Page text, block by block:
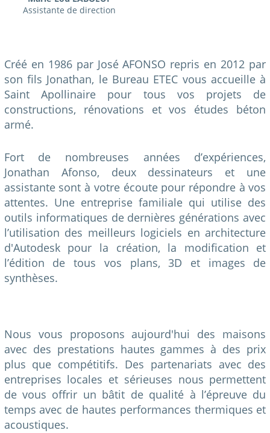
Assistante de direction
Créé en 1986 par José AFONSO repris en 2012 par
son fils Jonathan, le Bureau ETEC vous accueille à
Saint Apollinaire pour tous vos projets de
constructions, rénovations et vos études béton
armé.
Fort de nombreuses années d’expériences,
Jonathan Afonso, deux dessinateurs et une
assistante sont à votre écoute pour répondre à vos
attentes. Une entreprise familiale qui utilise des
outils informatiques de dernières générations avec
l’utilisation des meilleurs logiciels en architecture
d'Autodesk pour la création, la modification et
l’édition de tous vos plans, 3D et images de
synthèses.
Nous vous proposons aujourd'hui des maisons
avec des prestations hautes gammes à des prix
plus que compétitifs. Des partenariats avec des
entreprises locales et sérieuses nous permettent
de vous offrir un bâtit de qualité à l’épreuve du
temps avec de hautes performances thermiques et
acoustiques.